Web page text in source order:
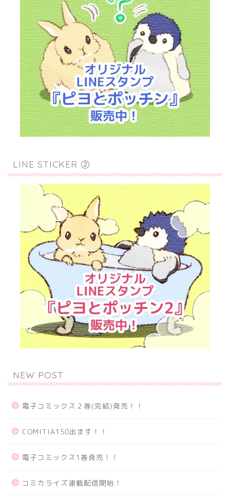
LINE STICKER ②
NEW POST
電子コミックス２巻(完結)発売！！
COMITIA150出ます！！
電子コミックス1巻発売！！
コミカライズ連載配信開始！